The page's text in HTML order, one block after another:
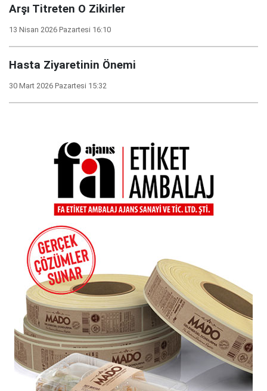
Arşı Titreten O Zikirler
13 Nisan 2026 Pazartesi 16:10
Hasta Ziyaretinin Önemi
30 Mart 2026 Pazartesi 15:32